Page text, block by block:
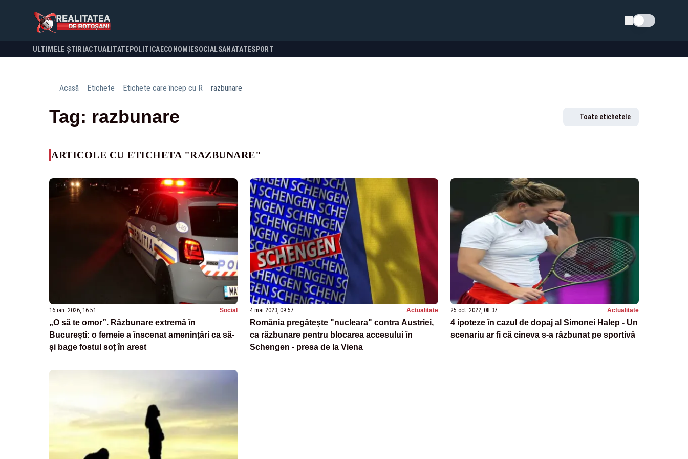
Schimba tema
ULTIMELE ȘTIRI ACTUALITATE POLITICA ECONOMIESOCIALSANATATESPORT
Acasă Etichete Etichete care încep cu R razbunare
Tag: razbunare Toate etichetele
ARTICOLE CU ETICHETA "RAZBUNARE"
16 ian. 2026, 16:51 Social
„O să te omor”. Răzbunare extremă în
București: o femeie a înscenat amenințări ca să-
și bage fostul soț în arest
4 mai 2023, 09:57 Actualitate
România pregătește "nucleara" contra Austriei,
ca răzbunare pentru blocarea accesului în
Schengen - presa de la Viena
25 oct. 2022, 08:37 Actualitate
4 ipoteze în cazul de dopaj al Simonei Halep - Un
scenariu ar fi că cineva s-a răzbunat pe sportivă